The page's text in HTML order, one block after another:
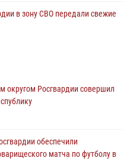
в зону СВО передали свежие
подготовке для
Республики
округом Росгвардии совершил
обеспечили
матча по футболу в